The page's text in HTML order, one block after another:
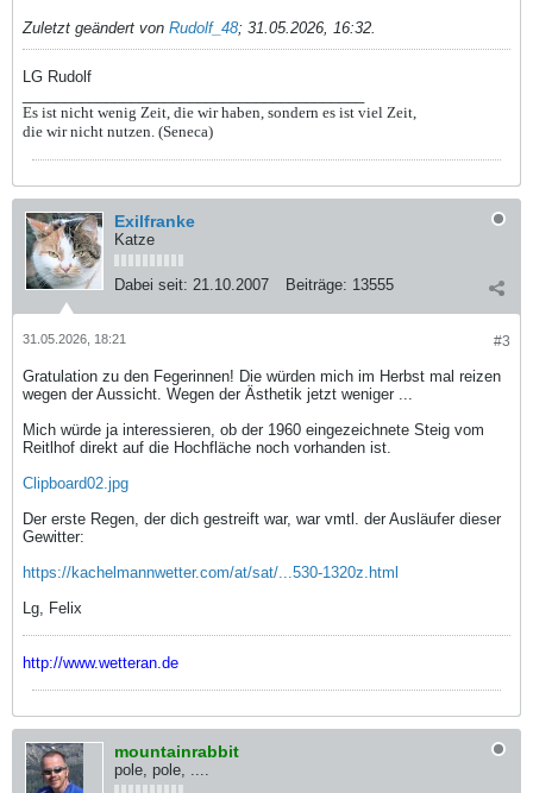
Zuletzt geändert von Rudolf_48; 31.05.2026, 16:32.
LG Rudolf
Es ist nicht wenig Zeit, die wir haben, sondern es ist viel Zeit,
die wir nicht nutzen. (Seneca)
Exilfranke
Katze
Dabei seit: 21.10.2007 Beiträge: 13555
#3
31.05.2026, 18:21
Gratulation zu den Fegerinnen! Die würden mich im Herbst mal reizen
wegen der Aussicht. Wegen der Ästhetik jetzt weniger ...
Mich würde ja interessieren, ob der 1960 eingezeichnete Steig vom
Reitlhof direkt auf die Hochfläche noch vorhanden ist.
Clipboard02.jpg
Der erste Regen, der dich gestreift war, war vmtl. der Ausläufer dieser
Gewitter:
https://kachelmannwetter.com/at/sat/...530-1320z.html
Lg, Felix
http://www.wetteran.de
mountainrabbit
pole, pole, ....